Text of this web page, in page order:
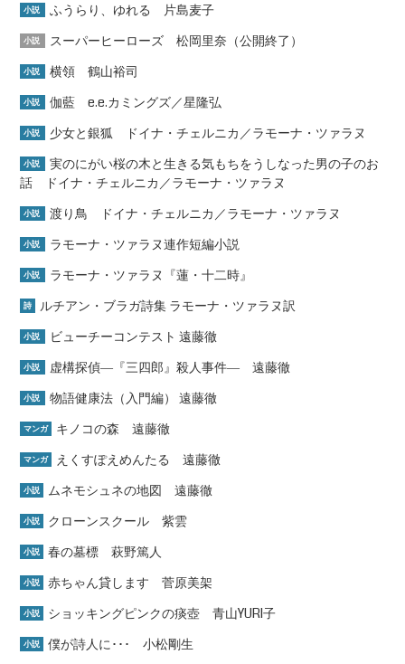
小説 ふうらり、ゆれる 片島麦子
小説 スーパーヒーローズ 松岡里奈（公開終了）
小説 横領 鶴山裕司
小説 伽藍 e.e.カミングズ／星隆弘
小説 少女と銀狐 ドイナ・チェルニカ／ラモーナ・ツァラヌ
小説
実のにがい桜の木と生きる気もちをうしなった男の子のお
話 ドイナ・チェルニカ／ラモーナ・ツァラヌ
小説 渡り鳥 ドイナ・チェルニカ／ラモーナ・ツァラヌ
小説 ラモーナ・ツァラヌ連作短編小説
小説 ラモーナ・ツァラヌ『蓮・十二時』
詩 ルチアン・ブラガ詩集 ラモーナ・ツァラヌ訳
小説 ビューチーコンテスト 遠藤徹
小説 虚構探偵―『三四郎』殺人事件― 遠藤徹
小説 物語健康法（入門編） 遠藤徹
マンガ キノコの森 遠藤徹
マンガ えくすぽえめんたる 遠藤徹
小説 ムネモシュネの地図 遠藤徹
小説 クローンスクール 紫雲
小説 春の墓標 萩野篤人
小説 赤ちゃん貸します 菅原美架
小説 ショッキングピンクの痰壺 青山YURI子
小説 僕が詩人に･･･ 小松剛生